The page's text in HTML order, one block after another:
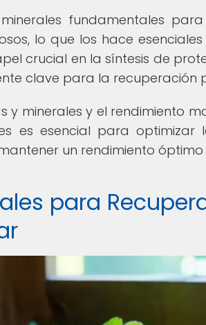
fundamentales
lo que los hace
crucial en la síntesis de
clave para la recuperación
y minerales y el rendimiento
es esencial para optimizar
un rendimiento
para